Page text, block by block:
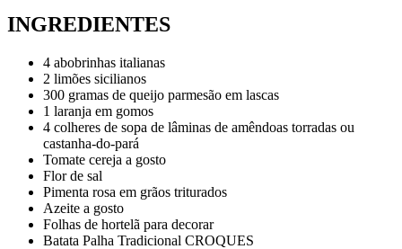
INGREDIENTES
4 abobrinhas italianas
2 limões sicilianos
300 gramas de queijo parmesão em lascas
1 laranja em gomos
4 colheres de sopa de lâminas de amêndoas torradas ou
castanha-do-pará
Tomate cereja a gosto
Flor de sal
Pimenta rosa em grãos triturados
Azeite a gosto
Folhas de hortelã para decorar
Batata Palha Tradicional CROQUES